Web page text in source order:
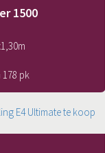
1500
1,30m
178 pk